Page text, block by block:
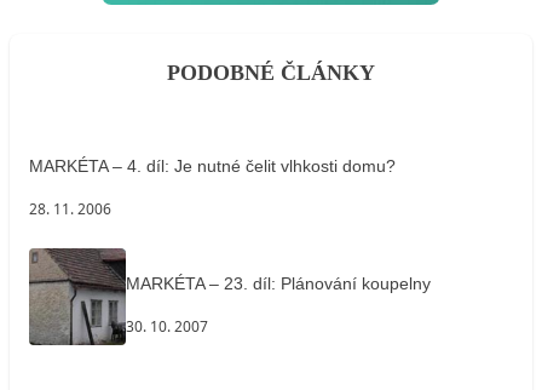
PODOBNÉ ČLÁNKY
MARKÉTA – 4. díl: Je nutné čelit vlhkosti domu?
28. 11. 2006
MARKÉTA – 23. díl: Plánování koupelny
30. 10. 2007